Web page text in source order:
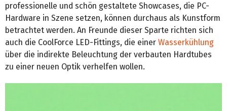
professionelle und schön gestaltete Showcases, die PC-
Hardware in Szene setzen, können durchaus als Kunstform
betrachtet werden. An Freunde dieser Sparte richten sich
auch die CoolForce LED-Fittings, die einer Wasserkühlung
über die indirekte Beleuchtung der verbauten Hardtubes
zu einer neuen Optik verhelfen wollen.